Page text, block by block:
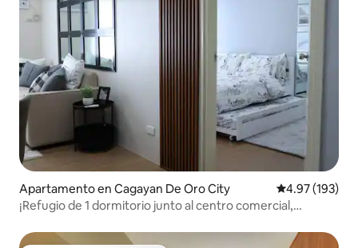
Apartamento en Cagayan De Oro City Calificación
4.97 (193)
¡Refugio de 1 dormitorio junto al centro comercial,